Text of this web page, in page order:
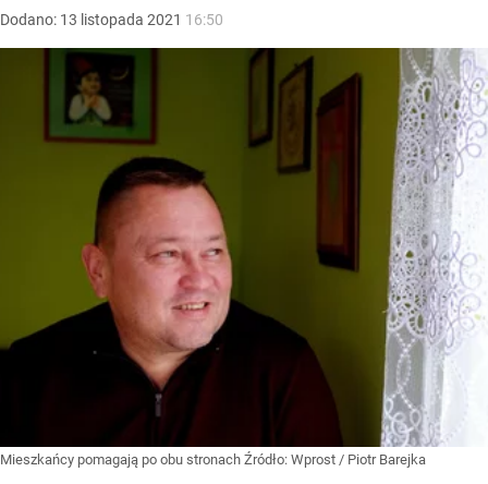
Dodano: 13 listopada 2021 16:50
Mieszkańcy pomagają po obu stronach Źródło: Wprost / Piotr Barejka